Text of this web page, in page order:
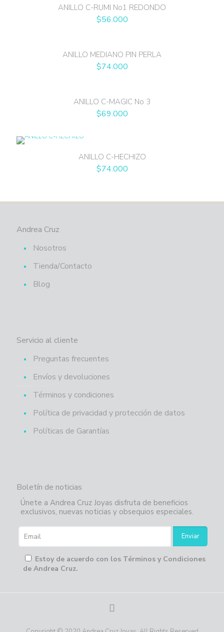
ANILLO C-RUMI No1 REDONDO
$56.000
ANILLO MEDIANO PIN PERLA
$74.000
ANILLO C-MAGIC No 3
$69.000
ANILLO C-HECHIZO
$74.000
Andrea Cruz
Nosotros
Tienda/Contacto
Blog
Servicio al cliente
Preguntas frecuentes
Envíos y devoluciones
Términos y condiciones
Política de privacidad y protección de datos
Políticas de Garantías
Boletín de noticias
Únete a Andrea Cruz Joyas disfruta de beneficios
exclusivos, nuevas noticias y obsequios especiales.
Estoy de acuerdo con los Términos y Condiciones
de Andrea Cruz.